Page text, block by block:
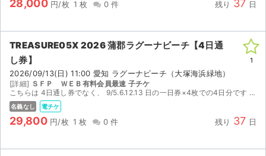
AIに質問する
お知らせ
28,000 円/枚 1 枚 0 件 残り 37 日
TREASURE05X 2026 蒲郡ラグーナビーチ【4日通
し券】
2026/09/13(日) 11:00 愛知 ラグーナビーチ（大塚海浜緑地）
[詳細] ＳＦＰ ＷＥＢ有料会員最速 子チケ
こちらは 4日通し券でなく、 9/5.6.12.13 日の一日券×4枚での4日分です アプリで分配します
名義なし 電チケ
29,800 円/枚 1 枚 0 件 残り 37 日
1